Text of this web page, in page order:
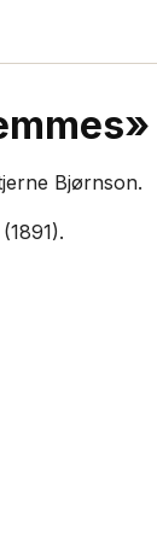
Bjørnson.